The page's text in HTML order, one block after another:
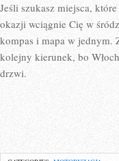
Jeśli szukasz miejsca,
okazji wciągnie Cię w
kompas i mapa w jednym.
kolejny kierunek, bo
drzwi.